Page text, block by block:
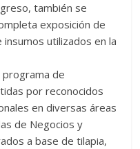
también se
exposición de
utilizados en la
programa de
por reconocidos
en diversas áreas
de Negocios y
a base de tilapia,